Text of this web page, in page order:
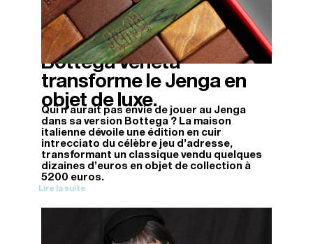
14/11/2025
Bottega Veneta
transforme le Jenga en
objet de luxe.
Qui n'aurait pas envie de jouer au Jenga
dans sa version Bottega ? La maison
italienne dévoile une édition en cuir
intrecciato du célèbre jeu d'adresse,
transformant un classique vendu quelques
dizaines d'euros en objet de collection à
5200 euros.
Lire la suite